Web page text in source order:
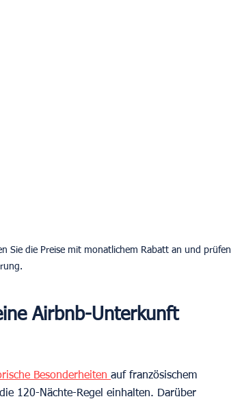
Sie die Preise mit monatlichem Rabatt an und prüfen
Airbnb-Unterkunft
Besonderheiten auf französischem
120-Nächte-Regel einhalten. Darüber